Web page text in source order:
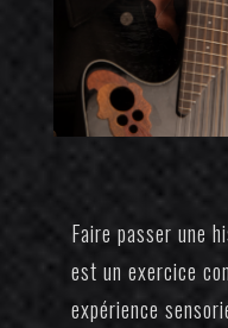
Faire passer une
est un exercice
expérience